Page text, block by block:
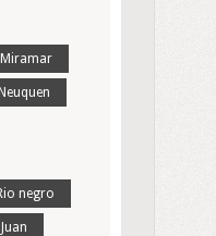
Miramar
negro